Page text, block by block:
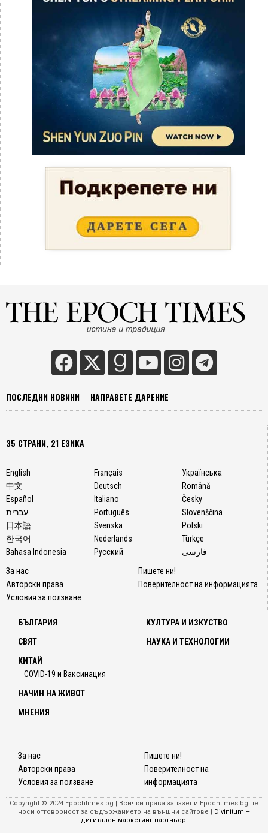
ПОСЛЕДНИ НОВИНИ НАПРАВЕТЕ ДАРЕНИЕ
35 СТРАНИ, 21 ЕЗИКА
English
中文
Español
עברית
日本語
한국어
Bahasa Indonesia
Français
Deutsch
Italiano
Português
Svenska
Nederlands
Русский
Українська
Română
Česky
Slovenščina
Polski
Türkçe
فارسی
За нас
Авторски права
Условия за ползване
Пишете ни!
Поверителност на информацията
БЪЛГАРИЯ
СВЯТ
КИТАЙ
COVID-19 и Ваксинация
КУЛТУРА И ИЗКУСТВО
НАУКА И ТЕХНОЛОГИИ
НАЧИН НА ЖИВОТ
МНЕНИЯ
За нас
Авторски права
Условия за ползване
Пишете ни!
Поверителност на
информацията
Copyright © 2024 Epochtimes.bg | Всички права запазени Epochtimes.bg не
носи отговорност за съдържанието на външни сайтове |
Divinitum –
дигитален маркетинг партньор.